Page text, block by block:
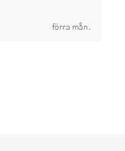
förra mån.